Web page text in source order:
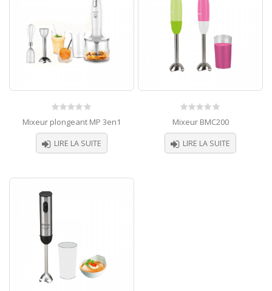
0
out
of
5
Mixeur plongeant MP 3en1
LIRE LA SUITE
0
out
of
5
Mixeur BMC200
LIRE LA SUITE